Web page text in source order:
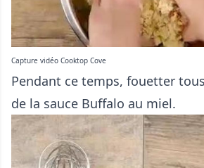
Capture vidéo Cooktop Cove
Pendant ce temps, fouetter
de la sauce Buffalo au miel.